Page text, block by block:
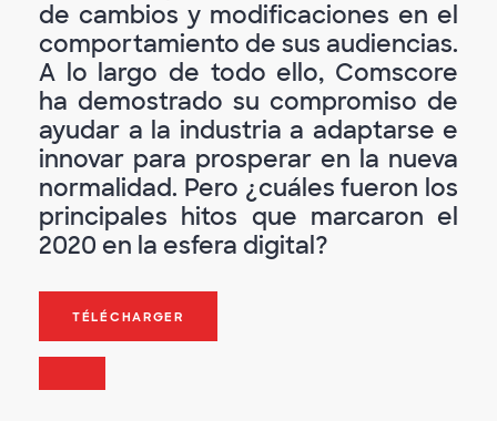
de cambios y modificaciones en el
comportamiento de sus audiencias.
A lo largo de todo ello, Comscore
ha demostrado su compromiso de
ayudar a la industria a adaptarse e
innovar para prosperar en la nueva
normalidad. Pero ¿cuáles fueron los
principales hitos que marcaron el
2020 en la esfera digital?
TÉLÉCHARGER